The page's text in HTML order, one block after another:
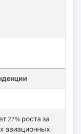
27% роста за
авиационных